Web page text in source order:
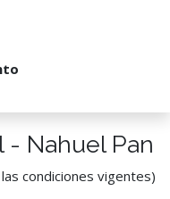
- Nahuel Pan
condiciones vigentes)